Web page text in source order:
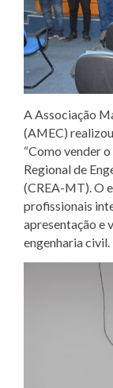
A Associação
(AMEC)
“Como vender
Regional de
(CREA-MT). O
profissionais
apresentação e
engenharia civil.